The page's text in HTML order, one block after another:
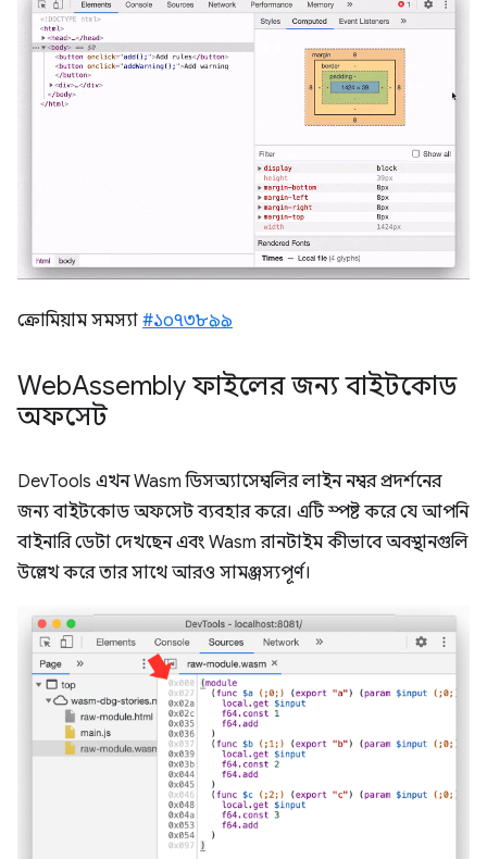
ক্রোমিয়াম সমস্যা #১০৭৩৮৯৯
WebAssembly ফাইলের জন্য বাইটকোড
অফসেট
DevTools এখন Wasm ডিসঅ্যাসেম্বলির লাইন নম্বর প্রদর্শনের
জন্য বাইটকোড অফসেট ব্যবহার করে। এটি স্পষ্ট করে যে আপনি
বাইনারি ডেটা দেখছেন এবং Wasm রানটাইম কীভাবে অবস্থানগুলি
উল্লেখ করে তার সাথে আরও সামঞ্জস্যপূর্ণ।